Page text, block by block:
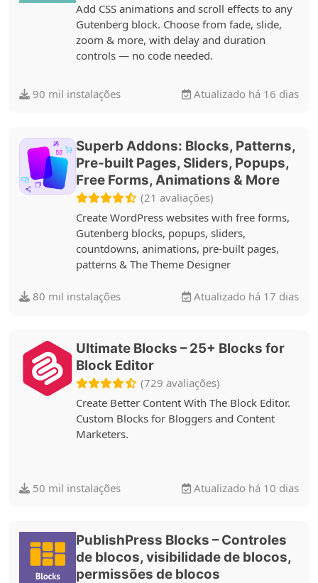
Add CSS animations and scroll effects to any
Gutenberg block. Choose from fade, slide,
zoom & more, with delay and duration
controls — no code needed.
90 mil instalações Atualizado há 16 dias
Superb Addons: Blocks, Patterns,
Pre-built Pages, Sliders, Popups,
Free Forms, Animations & More
(21 avaliações)
Create WordPress websites with free forms,
Gutenberg blocks, popups, sliders,
countdowns, animations, pre-built pages,
patterns & The Theme Designer
80 mil instalações Atualizado há 17 dias
Ultimate Blocks – 25+ Blocks for
Block Editor
(729 avaliações)
Create Better Content With The Block Editor.
Custom Blocks for Bloggers and Content
Marketers.
50 mil instalações Atualizado há 10 dias
PublishPress Blocks – Controles
de blocos, visibilidade de blocos,
permissões de blocos